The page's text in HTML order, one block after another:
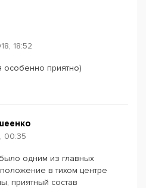
18:52
особенно приятно)
00:35
одним из главных
в тихом центре
приятный состав